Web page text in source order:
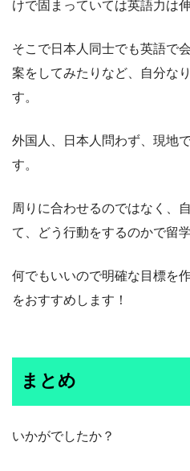
けで固まっていては英語力は
そこで日本人同士でも英語で
案をしてみたりなど、自分な
す。
外国人、日本人問わず、現地
す。
周りに合わせるのではなく、
て、どう行動をするのかで留
何でもいいので明確な目標を
をおすすめします！
まとめ
いかがでしたか？